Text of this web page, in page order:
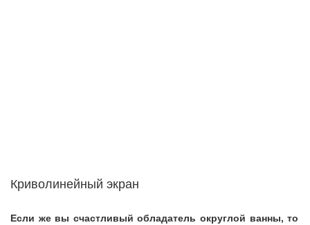
Криволинейный экран
Если же вы счастливый обладатель округлой ванны, то